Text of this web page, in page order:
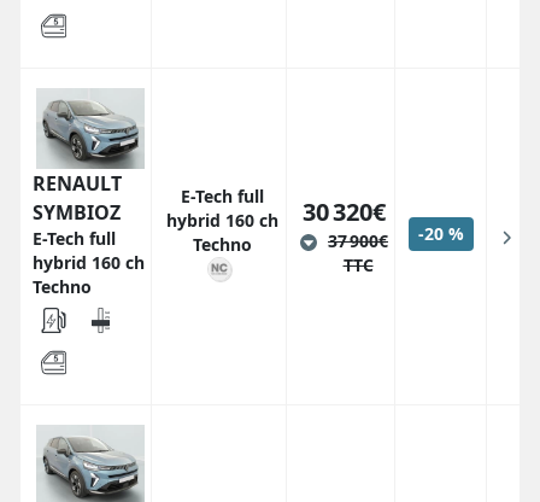
RENAULT
SYMBIOZ
E-Tech full
hybrid 160 ch
Techno
E-Tech full
hybrid 160 ch
Techno
30 320€
37 900€
TTC
-20 %